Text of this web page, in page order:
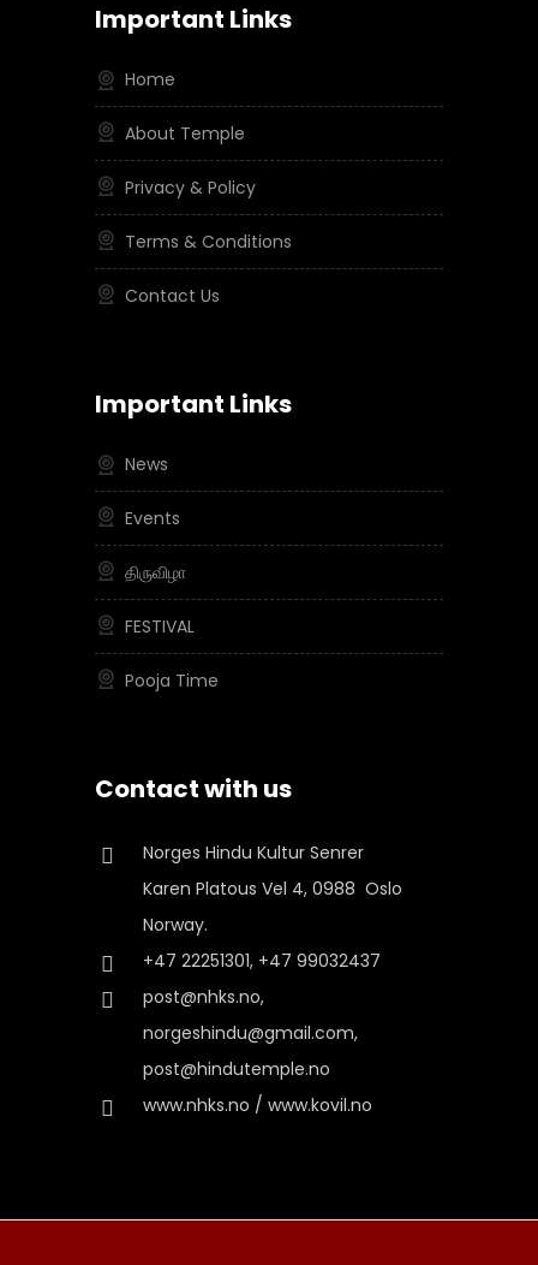
Important Links
Home
About Temple
Privacy & Policy
Terms & Conditions
Contact Us
Important Links
News
Events
திருவிழா
FESTIVAL
Pooja Time
Contact with us
Norges Hindu Kultur Senrer
Karen Platous Vel 4, 0988 Oslo
Norway.
+47 22251301, +47 99032437
post@nhks.no,
norgeshindu@gmail.com,
post@hindutemple.no
www.nhks.no / www.kovil.no